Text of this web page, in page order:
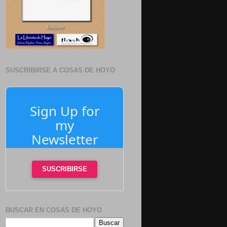
SUSCRIBIRSE A COSAS DE HOYO
Sign Up for
my
Newsletter
SUSCRIBIRSE
BUSCAR EN COSAS DE HOYO